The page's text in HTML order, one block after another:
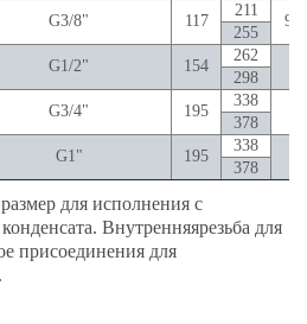
G3/8" 117
211
255
G1/2" 154
262
298
G3/4" 195
338
378
G1" 195
338
378
для исполнения с
Внутренняярезьба для
присоединения для